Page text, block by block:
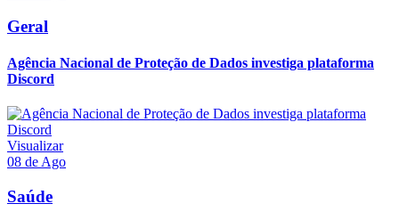
Geral
Agência Nacional de Proteção de Dados investiga plataforma
Discord
Visualizar
08 de Ago
Saúde